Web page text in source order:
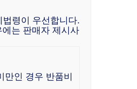
령이 우선합니다.
는 판매자 제시사
만인 경우 반품비